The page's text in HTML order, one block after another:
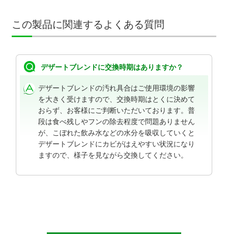
この製品に関連するよくある質問
デザートブレンドに交換時期はありますか？
デザートブレンドの汚れ具合はご使用環境の影響
を大きく受けますので、交換時期はとくに決めて
おらず、お客様にご判断いただいております。普
段は食べ残しやフンの除去程度で問題ありません
が、こぼれた飲み水などの水分を吸収していくと
デザートブレンドにカビがはえやすい状況になり
ますので、様子を見ながら交換してください。